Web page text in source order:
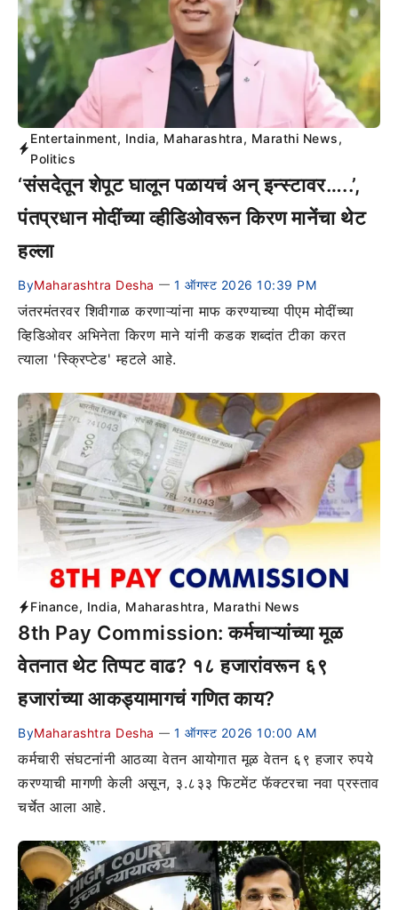
Entertainment, India, Maharashtra, Marathi News,
Politics
‘संसदेतून शेपूट घालून पळायचं अन् इन्स्टावर…..’,
पंतप्रधान मोदींच्या व्हीडिओवरून किरण मानेंचा थेट
हल्ला
ByMaharashtra Desha — 1 ऑगस्ट 2026 10:39 PM
जंतरमंतरवर शिवीगाळ करणाऱ्यांना माफ करण्याच्या पीएम मोदींच्या
व्हिडिओवर अभिनेता किरण माने यांनी कडक शब्दांत टीका करत
त्याला 'स्क्रिप्टेड' म्हटले आहे.
Finance, India, Maharashtra, Marathi News
8th Pay Commission: कर्मचाऱ्यांच्या मूळ
वेतनात थेट तिप्पट वाढ? १८ हजारांवरून ६९
हजारांच्या आकड्यामागचं गणित काय?
ByMaharashtra Desha — 1 ऑगस्ट 2026 10:00 AM
कर्मचारी संघटनांनी आठव्या वेतन आयोगात मूळ वेतन ६९ हजार रुपये
करण्याची मागणी केली असून, ३.८३३ फिटमेंट फॅक्टरचा नवा प्रस्ताव
चर्चेत आला आहे.